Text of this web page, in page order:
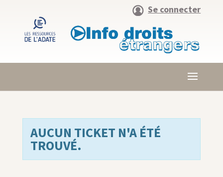
Se connecter
AUCUN TICKET N'A ÉTÉ
TROUVÉ.